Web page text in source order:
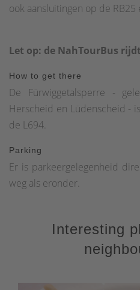
ook aansluitingen op de RB25
Let op: de NahTourBus
How to get there
De Fürwiggetalsperre -
Herscheid en Lüdenscheid -
de L694.
Parking
Er is parkeergelegenheid
weg als eronder.
Interesting